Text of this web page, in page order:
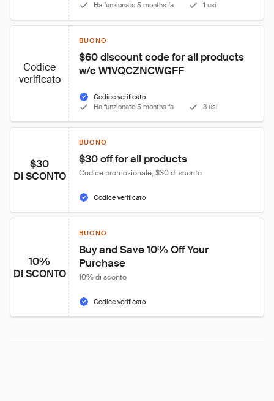
Ha funzionato 5 months fa
1 usi
Codice
verificato
BUONO
$60 discount code for all products
w/c W1VQCZNCWGFF
Codice verificato
Ha funzionato 5 months fa
3 usi
$30
DI SCONTO
BUONO
$30 off for all products
Codice promozionale, $30 di sconto
Codice verificato
10%
DI SCONTO
BUONO
Buy and Save 10% Off Your
Purchase
10% di sconto
Codice verificato